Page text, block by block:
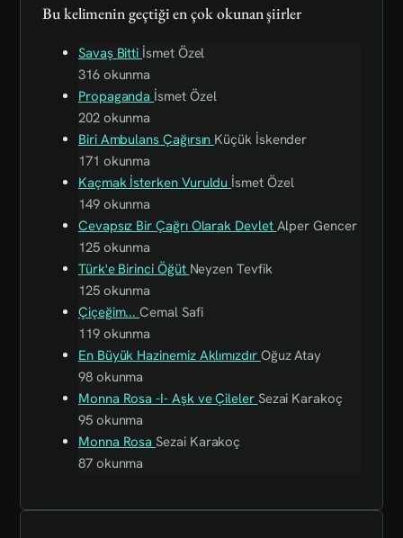
Bu kelimenin geçtiği en çok okunan şiirler
Savaş Bitti İsmet Özel
316 okunma
Propaganda İsmet Özel
202 okunma
Biri Ambulans Çağırsın Küçük İskender
171 okunma
Kaçmak İsterken Vuruldu İsmet Özel
149 okunma
Cevapsız Bir Çağrı Olarak Devlet Alper Gencer
125 okunma
Türk'e Birinci Öğüt Neyzen Tevfik
125 okunma
Çiçeğim...Cemal Safi
119 okunma
En Büyük Hazinemiz Aklımızdır Oğuz Atay
98 okunma
Monna Rosa -I- Aşk ve Çileler Sezai Karakoç
95 okunma
Monna RosaSezai Karakoç
87 okunma